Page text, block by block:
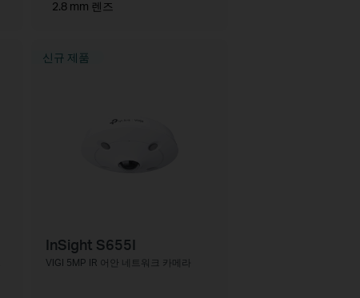
2.8 mm 렌즈
신규 제품
InSight S655I
VIGI 5MP IR 어안 네트워크 카메라